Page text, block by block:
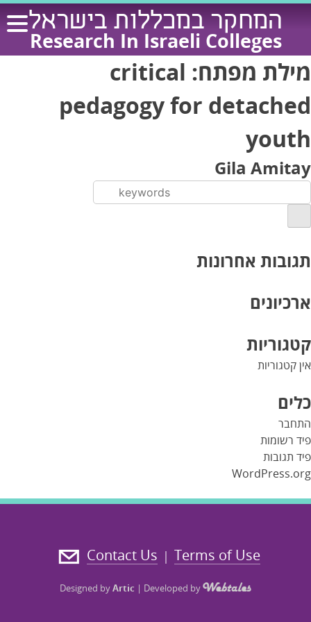
Skip
content
המחקר במכללות בישראל
Research In Israeli Colleges
מילת מפתח: critical
pedagogy for detached
youth
Gila Amitay
תגובות אחרונות
ארכיונים
קטגוריות
אין קטגוריות
כלים
התחבר
פיד רשומות
פיד תגובות
WordPress.org
Terms of Use
|
Contact Us
Designed byArtic | Developed by